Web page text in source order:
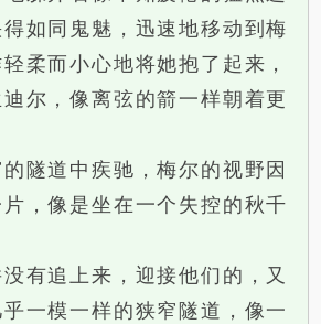
如同鬼魅，迅速地移动到梅
柔而小心地将她抱了起来，
尔，像离弦的箭一样朝着更
道中疾驰，梅尔的视野因
，像是坐在一个失控的秋千
追上来，迎接他们的，又
一模一样的狭窄隧道，像一